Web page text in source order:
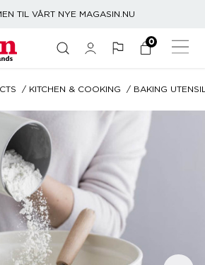
TIL VÅRT NYE MAGASIN.NU
0
KITCHEN & COOKING BAKING